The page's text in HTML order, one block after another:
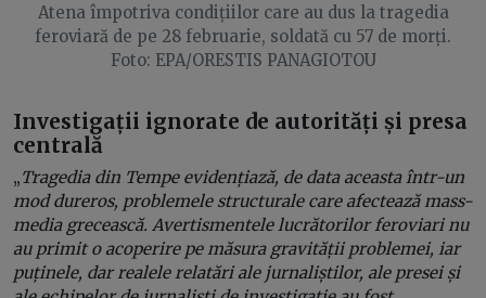
Atena împotriva condițiilor care au dus la tragedia
feroviară de pe 28 februarie, soldată cu 57 de morți.
Foto: EPA/ORESTIS PANAGIOTOU
Investigații ignorate de autorități și presa
centrală
„Tragedia din Tempe evidențiază, de data aceasta într-un
mod dureros, problemele structurale care afectează mass-
media grecească. Avertismentele lucrătorilor feroviari nu
au primit o acoperire pe măsura gravității problemei, iar
puținele, dar realele relatări ale jurnaliștilor, ale presei și